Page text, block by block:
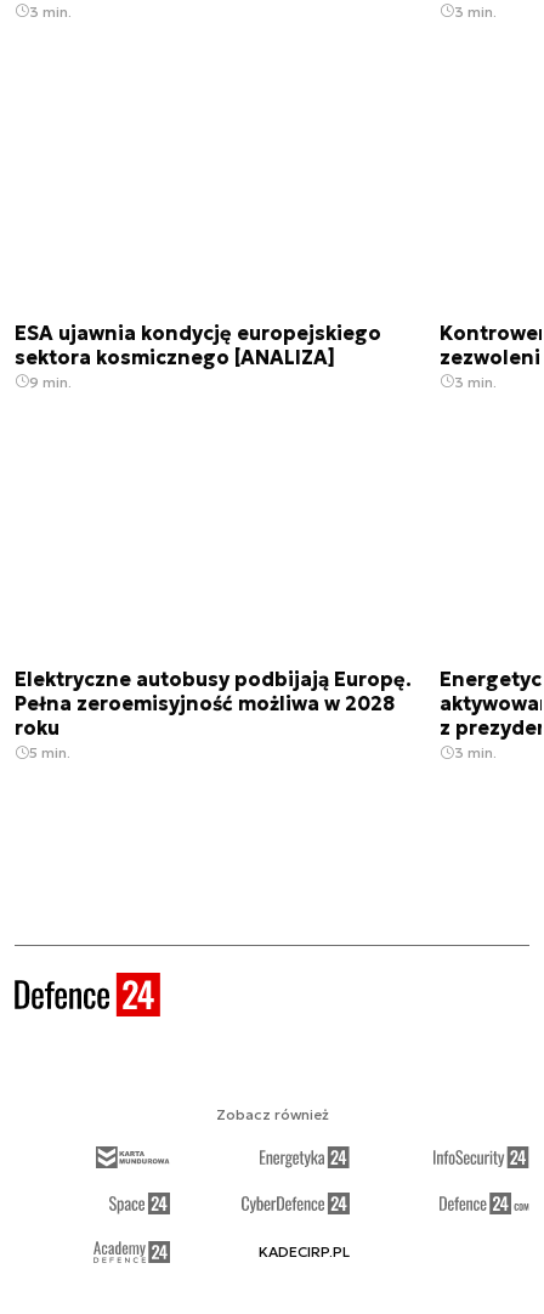
3 min. 3 min.
ESA ujawnia kondycję europejskiego
sektora kosmicznego [ANALIZA]
9 min. 3 min.
Elektryczne autobusy podbijają Europę.
Pełna zeroemisyjność możliwa w 2028
roku
5 min.
z
3 min.
Zobacz również
KADECIRP.PL